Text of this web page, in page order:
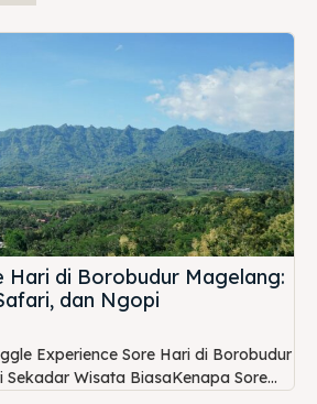
Hari di Borobudur Magelang:
dan Ngopi
Experience Sore Hari di Borobudur
Wisata BiasaKenapa Sore...